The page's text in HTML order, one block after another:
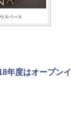
年度はオープンイ